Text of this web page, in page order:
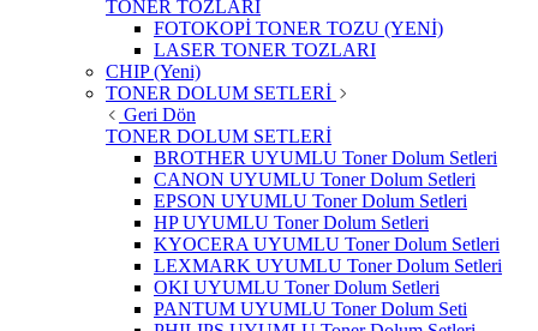
TONER TOZLARI
FOTOKOPİ TONER TOZU (YENİ)
LASER TONER TOZLARI
CHIP (Yeni)
TONER DOLUM SETLERİ
Geri Dön
TONER DOLUM SETLERİ
BROTHER UYUMLU Toner Dolum Setleri
CANON UYUMLU Toner Dolum Setleri
EPSON UYUMLU Toner Dolum Setleri
HP UYUMLU Toner Dolum Setleri
KYOCERA UYUMLU Toner Dolum Setleri
LEXMARK UYUMLU Toner Dolum Setleri
OKI UYUMLU Toner Dolum Setleri
PANTUM UYUMLU Toner Dolum Seti